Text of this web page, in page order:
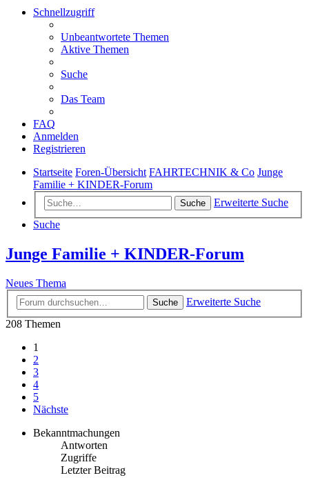
Schnellzugriff
Unbeantwortete Themen
Aktive Themen
Suche
Das Team
FAQ
Anmelden
Registrieren
Startseite Foren-Übersicht FAHRTECHNIK & Co Junge
Familie + KINDER-Forum
Suche
Erweiterte Suche
Suche
Junge Familie + KINDER-Forum
Neues Thema
Suche
Erweiterte Suche
208 Themen
1
2
3
4
5
Nächste
Bekanntmachungen
Antworten
Zugriffe
Letzter Beitrag